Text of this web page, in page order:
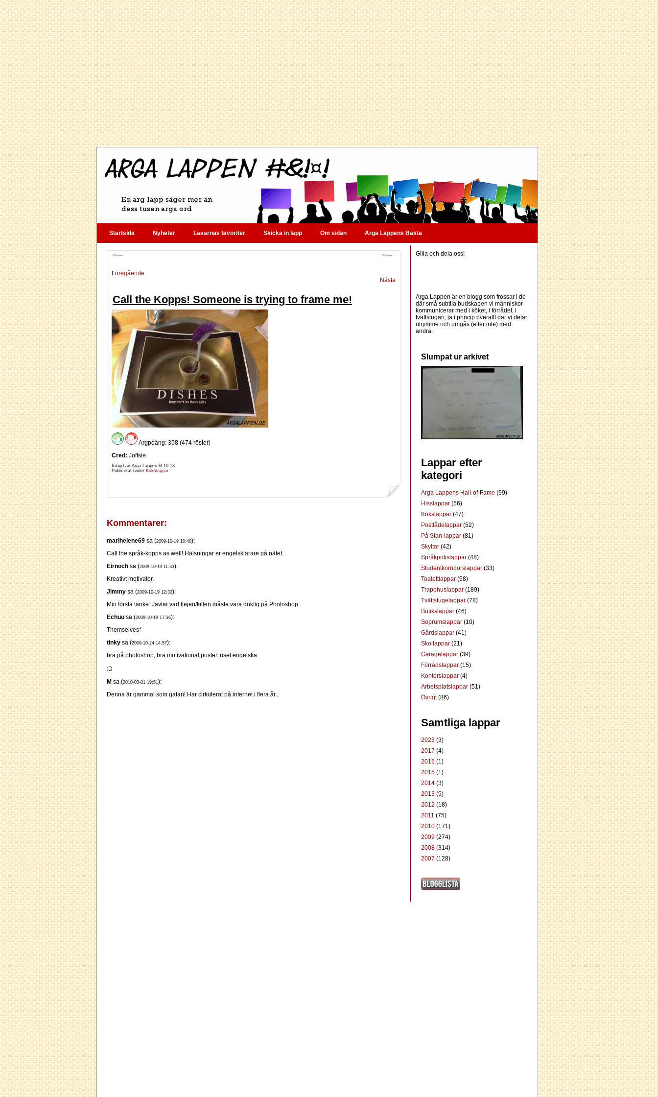
Startsida Nyheter Läsarnas favoriter Skicka in lapp Om sidan Arga Lappens Bästa
Föregående
Nästa
Call the Kopps! Someone is trying to frame me!
Argpoäng: 358 (474 röster)
Cred: Joffsie
Inlagd av Arga Lappen kl 10:13
Publicerat under Kökslappar
Kommentarer:
marihelene69 sa (2009-10-19 10:40):
Call the språk-kopps as well! Hälsningar er engelsklärare på nätet.
Eirnoch sa (2009-10-19 11:33):
Kreativt motivator.
Jimmy sa (2009-10-19 12:32):
Min första tanke: Jävlar vad tjejen/killen måste vara duktig på Photoshop.
Echuu sa (2009-10-19 17:36):
Themselves*
tinky sa (2009-10-24 14:57):
bra på photoshop, bra motivational poster. usel engelska.
:D
M sa (2010-03-01 19:51):
Denna är gammal som gatan! Har cirkulerat på internet i flera år...
Gilla och dela oss!
Arga Lappen är en blogg som frossar i de
där små subtila budskapen vi människor
kommunicerar med i köket, i förrådet, i
tvättstugan, ja i princip överallt där vi delar
utrymme och umgås (eller inte) med
andra.
Slumpat ur arkivet
Lappar efter
kategori
Arga Lappens Hall-of-Fame (99)
Hisslappar (56)
Kökslappar (47)
Postlådelappar (52)
På Stan-lappar (81)
Skyltar (42)
Språkpolislappar (48)
Studentkorridorslappar (33)
Toalettlappar (58)
Trapphuslappar (189)
Tvättstugelappar (78)
Butikslappar (46)
Soprumslappar (10)
Gårdslappar (41)
Skollappar (21)
Garagelappar (39)
Förrådslappar (15)
Kontorslappar (4)
Arbetsplatslappar (51)
Övrigt(86)
Samtliga lappar
2023 (3)
2017 (4)
2016 (1)
2015 (1)
2014 (3)
2013 (5)
2012 (18)
2011 (75)
2010 (171)
2009 (274)
2008 (314)
2007 (128)